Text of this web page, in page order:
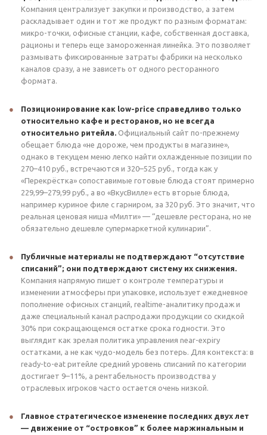
Компания централизует закупки и производство, а затем
раскладывает один и тот же продукт по разным форматам:
микро-точки, офисные станции, кафе, собственная доставка,
рационы и теперь еще замороженная линейка. Это позволяет
размывать фиксированные затраты фабрики на несколько
каналов сразу, а не зависеть от одного ресторанного
формата.
Позиционирование как low-price справедливо только
относительно кафе и ресторанов, но не всегда
относительно ритейла. Официальный сайт по-прежнему
обещает блюда «не дороже, чем продукты в магазине»,
однако в текущем меню легко найти охлажденные позиции по
270–410 руб., встречаются и 320–525 руб., тогда как у
«Перекрёстка» сопоставимые готовые блюда стоят примерно
229,99–279,99 руб., а во «ВкусВилле» есть вторые блюда,
например куриное филе с гарниром, за 320 руб. Это значит, что
реальная ценовая ниша «Милти» — “дешевле ресторана, но не
обязательно дешевле супермаркетной кулинарии”.
Публичные материалы не подтверждают “отсутствие
списаний”; они подтверждают систему их снижения.
Компания напрямую пишет о контроле температуры и
изменении атмосферы при упаковке, использует ежедневное
пополнение офисных станций, realtime-аналитику продаж и
даже специальный канал распродажи продукции со скидкой
30% при сокращающемся остатке срока годности. Это
выглядит как зрелая политика управления near-expiry
остатками, а не как чудо-модель без потерь. Для контекста: в
ready-to-eat ритейле средний уровень списаний по категории
достигает 9–11%, а рентабельность производства у
отраслевых игроков часто остается очень низкой.
Главное стратегическое изменение последних двух лет
— движение от “островков” к более маржинальным и